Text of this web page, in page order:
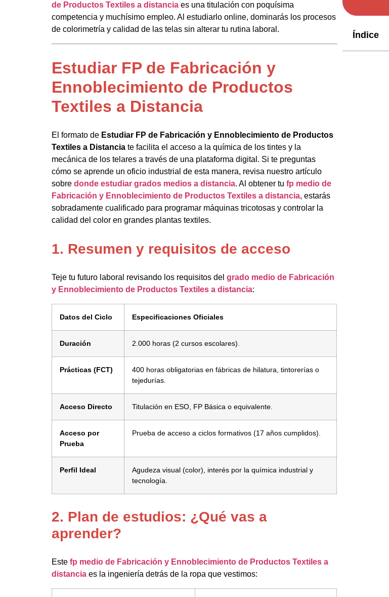
de Productos Textiles a distancia es una titulación con poquísima
competencia y muchísimo empleo. Al estudiarlo online, dominarás los procesos
de colorimetría y calidad de las telas sin alterar tu rutina laboral.
Estudiar FP de Fabricación y
Ennoblecimiento de Productos
Textiles a Distancia
El formato de Estudiar FP de Fabricación y Ennoblecimiento de Productos
Textiles a Distancia te facilita el acceso a la química de los tintes y la
mecánica de los telares a través de una plataforma digital. Si te preguntas
cómo se aprende un oficio industrial de esta manera, revisa nuestro artículo
sobre donde estudiar grados medios a distancia. Al obtener tu fp medio de
Fabricación y Ennoblecimiento de Productos Textiles a distancia, estarás
sobradamente cualificado para programar máquinas tricotosas y controlar la
calidad del color en grandes plantas textiles.
1. Resumen y requisitos de acceso
Teje tu futuro laboral revisando los requisitos del grado medio de Fabricación
y Ennoblecimiento de Productos Textiles a distancia:
Datos del Ciclo Especificaciones Oficiales
Duración 2.000 horas (2 cursos escolares).
Prácticas (FCT)
400 horas obligatorias en fábricas de hilatura, tintorerías o
tejedurías.
Acceso Directo Titulación en ESO, FP Básica o equivalente.
Acceso por
Prueba
Prueba de acceso a ciclos formativos (17 años cumplidos).
Perfil Ideal
Agudeza visual (color), interés por la química industrial y
tecnología.
2. Plan de estudios: ¿Qué vas a
aprender?
Este fp medio de Fabricación y Ennoblecimiento de Productos Textiles a
distancia es la ingeniería detrás de la ropa que vestimos:
Índice